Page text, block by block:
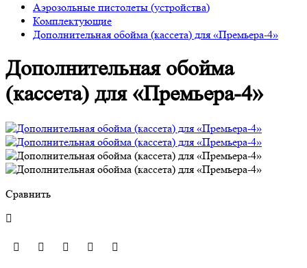
Аэрозольные пистолеты (устройства)
Комплектующие
Дополнительная обойма (кассета) для «Премьера-4»
Дополнительная обойма
(кассета) для «Премьера-4»
Сравнить